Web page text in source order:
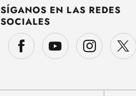
SÍGANOS EN LAS REDES
SOCIALES